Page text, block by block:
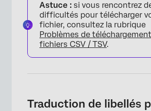
Astuce : si vous rencontrez
difficultés pour télécharger
fichier, consultez la rubrique
Problèmes de
fichiers CSV / TSV.
Traduction de libellés